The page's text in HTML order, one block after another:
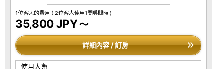
1位客人的費用 ( 2位客人使用1間房間時 )
35,800 JPY～
詳細內容 / 訂房
使用人數